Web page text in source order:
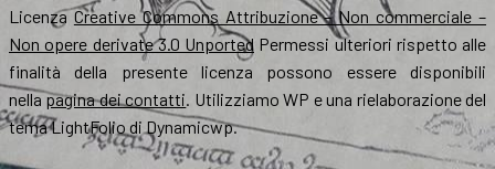
LicenzaCreative Commons Attribuzione – Non commerciale –
Non opere derivate 3.0 Unported Permessi ulteriori rispetto alle
finalità della presente licenza possono essere disponibili
nellapagina dei contatti. Utilizziamo WP e una rielaborazione del
tema LightFolio di Dynamicwp.